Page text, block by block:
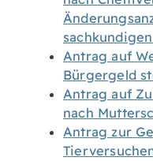
Antrag auf
Bürgergeld
Antrag auf
nach
Antrag zur